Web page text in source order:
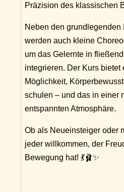
Präzision des klassischen
Neben den grundlegenden
werden auch kleine
um das Gelernte in
integrieren. Der Kurs bietet
Möglichkeit,
schulen – und das in einer
entspannten Atmosphäre.
Ob als Neueinsteiger oder
jeder willkommen, der
Bewegung hat! 💃🩰✨